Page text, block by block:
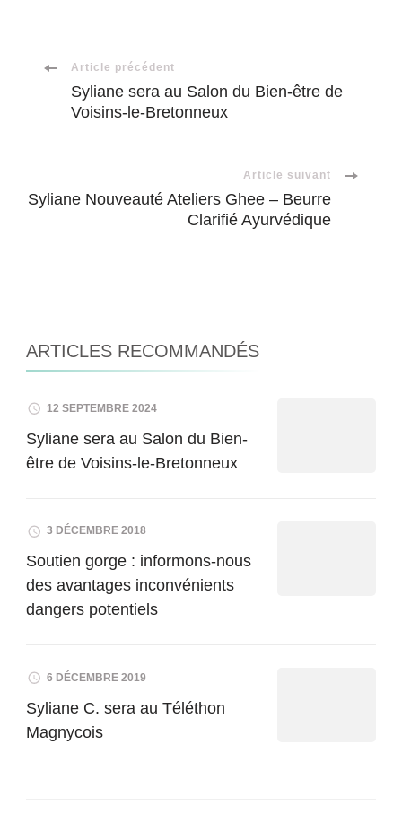
Navigation
d'article
Article précédent
Syliane sera au Salon du Bien-être de
Voisins-le-Bretonneux
Article suivant
Syliane Nouveauté Ateliers Ghee – Beurre
Clarifié Ayurvédique
ARTICLES RECOMMANDÉS
12 SEPTEMBRE 2024
Syliane sera au Salon du Bien-
être de Voisins-le-Bretonneux
3 DÉCEMBRE 2018
Soutien gorge : informons-nous
des avantages inconvénients
dangers potentiels
6 DÉCEMBRE 2019
Syliane C. sera au Téléthon
Magnycois